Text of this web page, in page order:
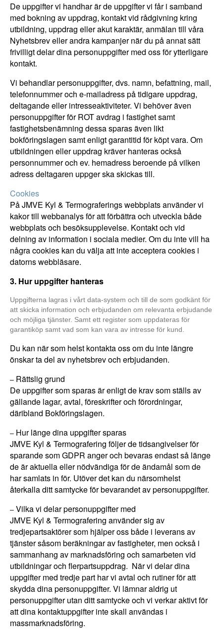
De uppgifter vi handhar är de uppgifter vi får i samband
med bokning av uppdrag, kontakt vid rådgivning kring
utbildning, uppdrag eller akut karaktär, anmälan till våra
Nyhetsbrev eller andra kampanjer när du på annat sätt
frivilligt delar dina personuppgifter med oss för ytterligare
kontakt.
Vi behandlar personuppgifter, dvs. namn, befattning, mail,
telefonnummer och e-mailadress på tidigare uppdrag,
deltagande eller intresseaktiviteter. Vi behöver även
personuppgifter för ROT avdrag i fastighet samt
fastighetsbenämning dessa sparas även likt
bokföringslagen samt enligt garantitid för köpt vara. Om
utbildningen eller uppdrag kräver hanteras också
personnummer och ev. hemadress beroende på vilken
adress deltagaren uppger ska skickas till.
Cookies
På JMVE Kyl & Termograferings webbplats använder vi
kakor till webbanalys för att förbättra och utveckla både
webbplats och besöksupplevelse. Kontakt och vid
delning av information i sociala medier. Om du inte vill ha
några cookies kan du välja att inte acceptera cookies i
datorns webbläsare.
3. Hur uppgifter hanteras
Uppgifterna lagras i vårt data-system och till de som godkänt för
att skicka information och erbjudanden om relevanta erbjudande
och möjliga tjänster. Samt ett register som uppdateras för
garantiköp samt vad som kan vara av intresse för kund.
Du kan när som helst kontakta oss om du inte längre
önskar ta del av nyhetsbrev och erbjudanden.
– Rättslig grund
De uppgifter som sparas är enligt de krav som ställs av
gällande lagar, avtal, föreskrifter och förordningar,
däribland Bokföringslagen.
– Hur länge dina uppgifter sparas
JMVE Kyl & Termografering följer de tidsangivelser för
sparande som GDPR anger och bevaras endast så länge
de är aktuella eller nödvändiga för de ändamål som de
har samlats in för. Utöver det kan du närsomhelst
återkalla ditt samtycke för bevarandet av personuppgifter.
– Vilka vi delar personuppgifter med
JMVE Kyl & Termografering använder sig av
tredjepartsaktörer som hjälper oss både i leverans av
tjänster såsom beräkningar av fastigheter, men också i
sammanhang av marknadsföring och samarbeten vid
utbildningar och flerpartsuppdrag. När vi delar dina
uppgifter med tredje part har vi avtal och rutiner för att
skydda dina personuppgifter. Vi lämnar aldrig ut
personuppgifter utan ditt samtycke och vi verkar aktivt för
att dina kontaktuppgifter inte skall användas i
massmarknadsföring.